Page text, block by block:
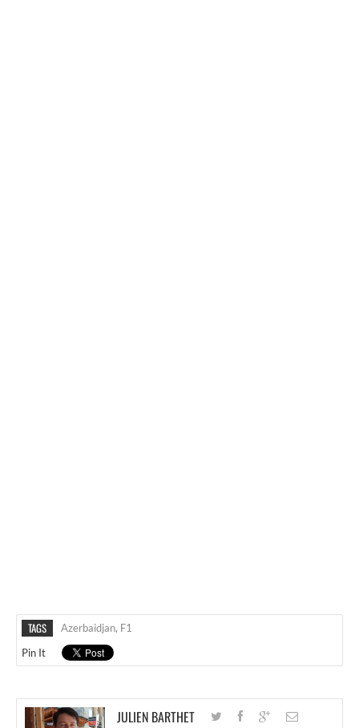
TAGS Azerbaidjan, F1
Pin It
JULIEN BARTHET